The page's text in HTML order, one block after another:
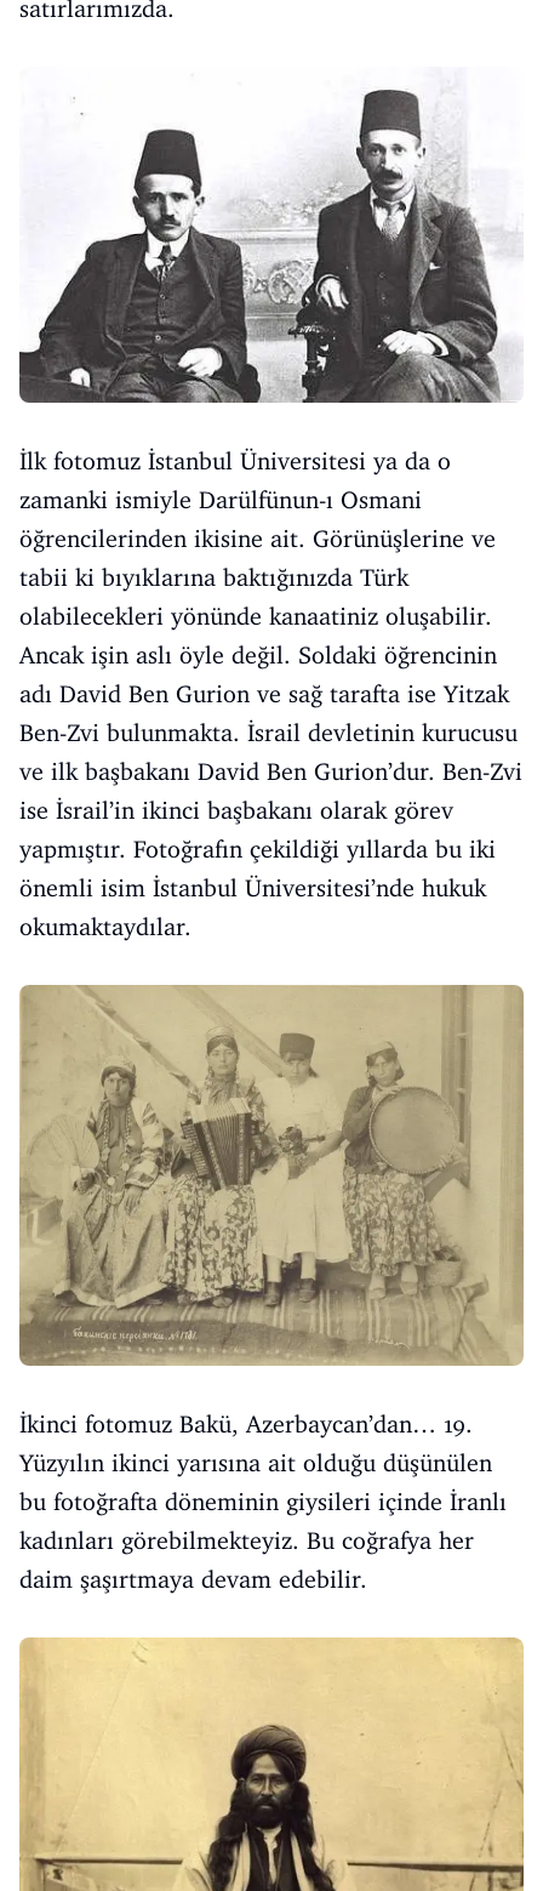
satırlarımızda.
İlk fotomuz İstanbul Üniversitesi ya da o
zamanki ismiyle Darülfünun-ı Osmani
öğrencilerinden ikisine ait. Görünüşlerine ve
tabii ki bıyıklarına baktığınızda Türk
olabilecekleri yönünde kanaatiniz oluşabilir.
Ancak işin aslı öyle değil. Soldaki öğrencinin
adı David Ben Gurion ve sağ tarafta ise Yitzak
Ben-Zvi bulunmakta. İsrail devletinin kurucusu
ve ilk başbakanı David Ben Gurion’dur. Ben-Zvi
ise İsrail’in ikinci başbakanı olarak görev
yapmıştır. Fotoğrafın çekildiği yıllarda bu iki
önemli isim İstanbul Üniversitesi’nde hukuk
okumaktaydılar.
İkinci fotomuz Bakü, Azerbaycan’dan… 19.
Yüzyılın ikinci yarısına ait olduğu düşünülen
bu fotoğrafta döneminin giysileri içinde İranlı
kadınları görebilmekteyiz. Bu coğrafya her
daim şaşırtmaya devam edebilir.